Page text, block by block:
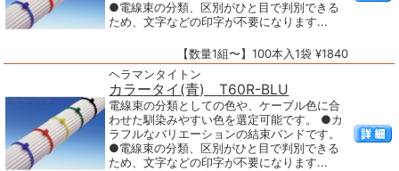
●電線束の分類、区別がひと目で判別できる
ため、文字などの印字が不要になります...
【数量1組〜】100本入1袋 ¥1840
ヘラマンタイトン
カラータイ(青) T60R-BLU
電線束の分類としての色や、ケーブル色に合
わせた馴染みやすい色を選定可能です。 ●カ
ラフルなバリエーションの結束バンドです。
●電線束の分類、区別がひと目で判別できる
ため、文字などの印字が不要になります...